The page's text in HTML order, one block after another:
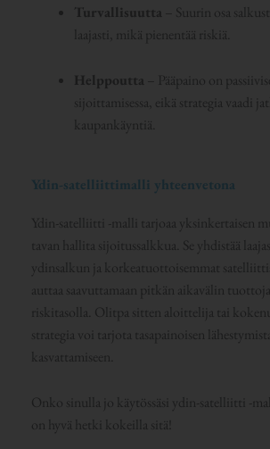
Turvallisuutta – Suurin osa
laajasti, mikä pienentää riskiä.
Helppoutta – Pääpaino on
sijoittamisessa, eikä strategia vaadi
kaupankäyntiä.
Ydin-satelliittimalli yhteenvetona
Ydin-satelliitti -malli tarjoaa yksinkertaisen
tavan hallita sijoitussalkkua. Se yhdistää
ydinsalkun ja korkeatuottoisemmat
auttaa saavuttamaan pitkän aikavälin
riskitasolla. Olitpa sitten aloittelija tai
strategia voi tarjota tasapainoisen
kasvattamiseen.
Onko sinulla jo käytössäsi ydin-satelliitti -
on hyvä hetki kokeilla sitä!